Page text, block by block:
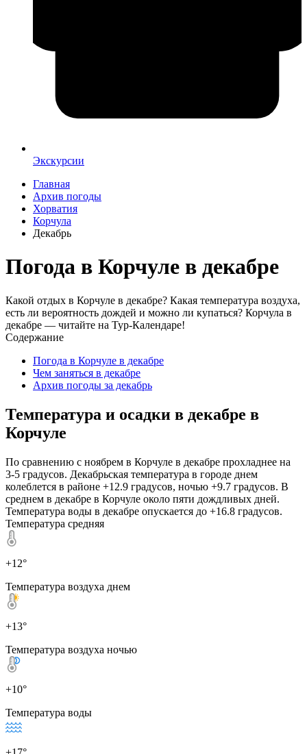
Экскурсии
Главная
Архив погоды
Хорватия
Корчула
Декабрь
Погода в Корчуле в декабре
Какой отдых в Корчуле в декабре? Какая температура воздуха,
есть ли вероятность дождей и можно ли купаться? Корчула в
декабре — читайте на Тур-Календаре!
Содержание
Погода в Корчуле в декабре
Чем заняться в декабре
Архив погоды за декабрь
Температура и осадки в декабре в
Корчуле
По сравнению с ноябрем в Корчуле в декабре прохладнее на
3-5 градусов. Декабрьская температура в городе днем
колеблется в районе +12.9 градусов, ночью +9.7 градусов. В
среднем в декабре в Корчуле около пяти дождливых дней.
Температура воды в декабре опускается до +16.8 градусов.
Температура средняя
+12°
Температура воздуха днем
+13°
Температура воздуха ночью
+10°
Температура воды